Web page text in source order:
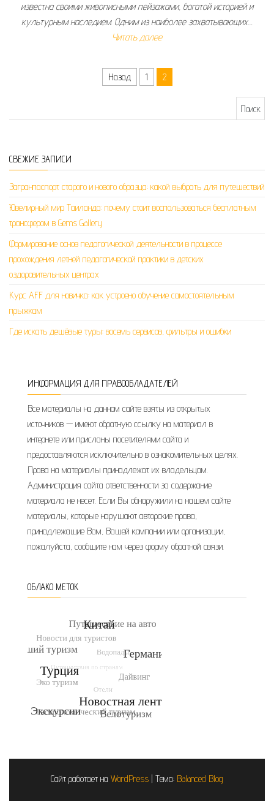
известна своими живописными пейзажами, богатой историей и
культурным наследием. Одним из наиболее захватывающих…
Читать далее
Пагинация записей
Назад 1 2
СВЕЖИЕ ЗАПИСИ
Загранпаспорт старого и нового образца: какой выбрать для путешествий
Ювелирный мир Таиланда: почему стоит воспользоваться бесплатным
трансфером в Gems Gallery
Формирование основ педагогической деятельности в процессе
прохождения летней педагогической практики в детских
оздоровительных центрах
Курс AFF для новичка: как устроено обучение самостоятельным
прыжкам
Где искать дешёвые туры: восемь сервисов, фильтры и ошибки
ИНФОРМАЦИЯ ДЛЯ ПРАВООБЛАДАТЕЛЕЙ
Все материалы на данном сайте взяты из открытых
источников — имеют обратную ссылку на материал в
интернете или присланы посетителями сайта и
предоставляются исключительно в ознакомительных целях.
Права на материалы принадлежат их владельцам.
Администрация сайта ответственности за содержание
материала не несет. Если Вы обнаружили на нашем сайте
материалы, которые нарушают авторские права,
принадлежащие Вам, Вашей компании или организации,
пожалуйста, сообщите нам через форму обратной связи.
ОБЛАКО МЕТОК
Сайт работает на WordPress Тема: Balanced Blog